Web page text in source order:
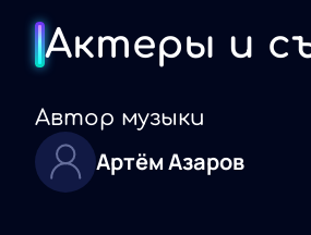
Актеры и
Автор музыки
Артём Азаров